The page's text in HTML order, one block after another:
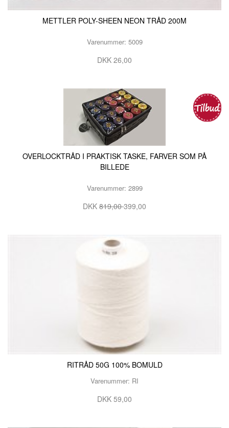
METTLER POLY-SHEEN NEON TRÅD 200M
Varenummer: 5009
DKK 26,00
OVERLOCKTRÅD I PRAKTISK TASKE, FARVER SOM PÅ
BILLEDE
Varenummer: 2899
DKK 819,00399,00
RITRÅD 50G 100% BOMULD
Varenummer: RI
DKK 59,00